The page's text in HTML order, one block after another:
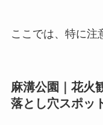
ここでは、特に注
麻溝公園｜花火
落とし穴スポッ